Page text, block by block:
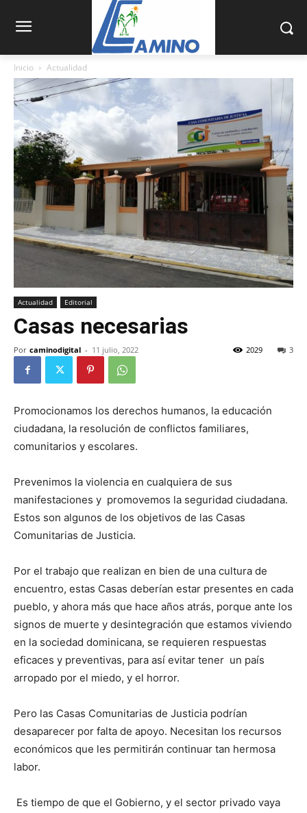
Inicio Actualidad
Actualidad Editorial
Casas necesarias
Por caminodigital - 11 julio, 2022 3
2029
Promocionamos los derechos humanos, la educación
ciudadana, la resolución de conflictos familiares,
comunitarios y escolares.
Prevenimos la violencia en cualquiera de sus
manifestaciones y promovemos la seguridad ciudadana.
Estos son algunos de los objetivos de las Casas
Comunitarias de Justicia.
Por el trabajo que realizan en bien de una cultura de
encuentro, estas Casas deberían estar presentes en cada
pueblo, y ahora más que hace años atrás, porque ante los
signos de muerte y desintegración que estamos viviendo
en la sociedad dominicana, se requieren respuestas
eficaces y preventivas, para así evitar tener un país
arropado por el miedo, y el horror.
Pero las Casas Comunitarias de Justicia podrían
desaparecer por falta de apoyo. Necesitan los recursos
económicos que les permitirán continuar tan hermosa
labor.
Es tiempo de que el Gobierno, y el sector privado vaya